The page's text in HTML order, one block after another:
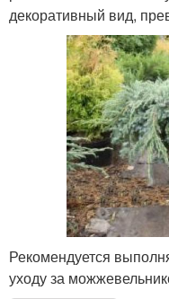
декоративный вид,
Рекомендуется
уходу за